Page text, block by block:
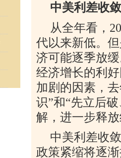
中美利差收
从全年看，
代以来新低。
济可能逐季放
经济增长的利
加剧的因素，
识”和“先立后
解，进一步释
中美利差收
政策紧缩将逐